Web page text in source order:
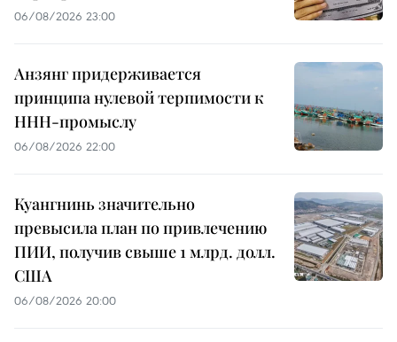
06/08/2026 23:00
Анзянг придерживается
принципа нулевой терпимости к
ННН-промыслу
06/08/2026 22:00
Куангнинь значительно
превысила план по привлечению
ПИИ, получив свыше 1 млрд. долл.
США
06/08/2026 20:00